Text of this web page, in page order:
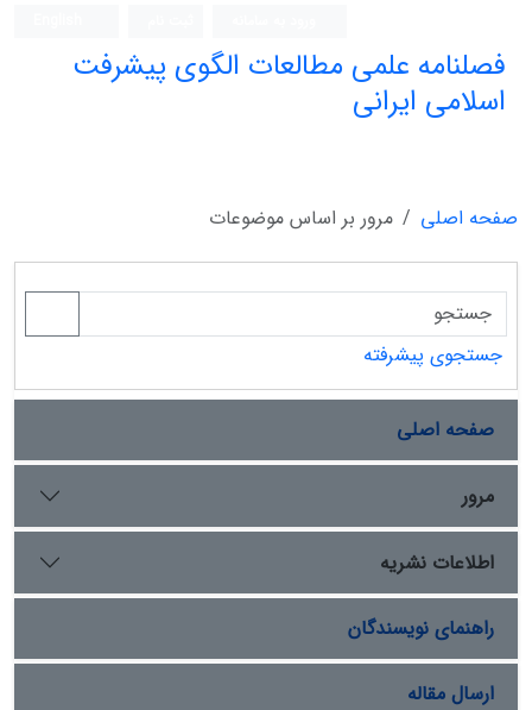
فصلنامه علمی مطالعات الگوی پیشرفت
اسلامی ایرانی
صفحه اصلی مرور بر اساس موضوعات
جستجوی پیشرفته
صفحه اصلی
مرور
اطلاعات نشریه
راهنمای نویسندگان
ارسال مقاله